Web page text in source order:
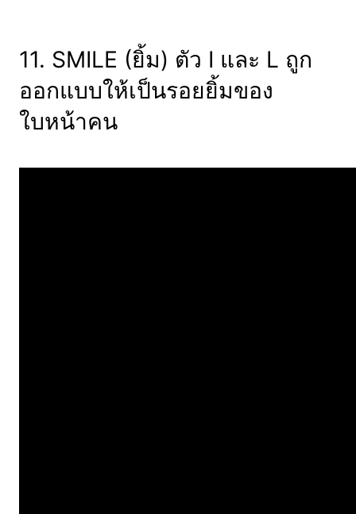
11. SMILE (ยิ้ม) ตัว I และ L ถูก
ออกแบบให้เป็นรอยยิ้มของ
ใบหน้าคน